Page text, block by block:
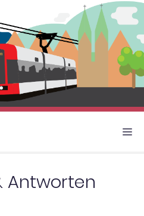
Antworten